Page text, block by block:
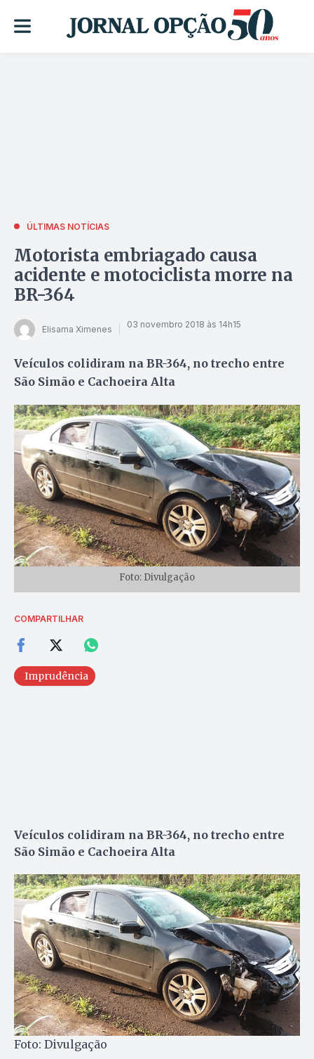
ÚLTIMAS NOTÍCIAS
Motorista embriagado causa
acidente e motociclista morre na
BR-364
Elisama Ximenes 03 novembro 2018 às 14h15
Veículos colidiram na BR-364, no trecho entre
São Simão e Cachoeira Alta
Foto: Divulgação
COMPARTILHAR
Imprudência
Veículos colidiram na BR-364, no trecho entre
São Simão e Cachoeira Alta
Foto: Divulgação